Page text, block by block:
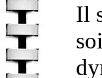
Il